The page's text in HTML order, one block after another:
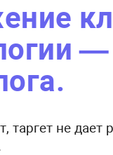
таргет не дает